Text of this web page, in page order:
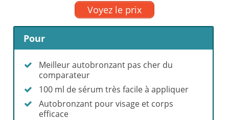
Voyez le prix
Pour
Meilleur autobronzant pas cher du
comparateur
100 ml de sérum très facile à appliquer
Autobronzant pour visage et corps
efficace